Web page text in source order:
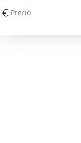
Precio